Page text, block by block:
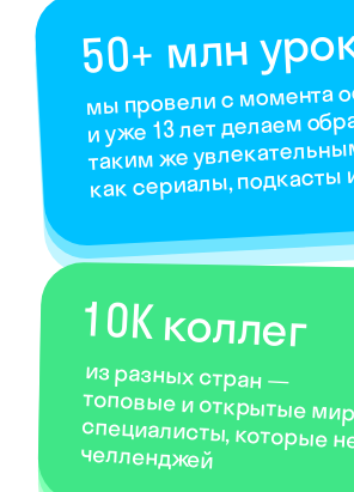
в Skyeng, прокачивают навыки
в Skysmart и осваивают новые
профессии в Skypro
О наших продуктах →